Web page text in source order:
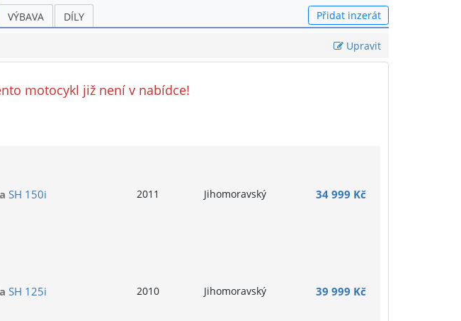
VÝBAVA DÍLY Přidat inzerát
Upravit
motocykl již není v nabídce!
SH 150i 2011 Jihomoravský 34 999 Kč
SH 125i 2010 Jihomoravský 39 999 Kč